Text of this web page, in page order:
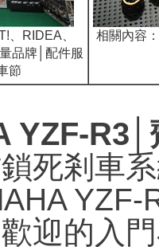
、RIDEA、
品牌│配件服
節
相關內容
YZF-
死剎車
迎的入